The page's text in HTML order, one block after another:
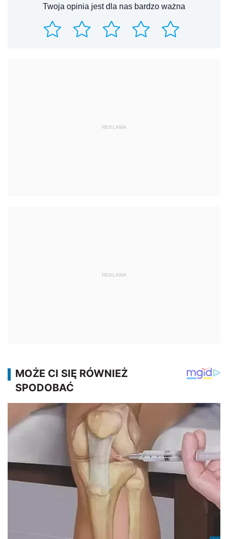
Twoja opinia jest dla nas bardzo ważna
REKLAMA
REKLAMA